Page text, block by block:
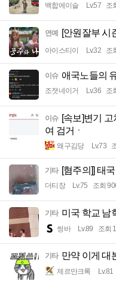
백합에이슬 Lv.57 조
연예 [안원잘부 시
아이스티이 Lv.32 조
이슈 애국노들의
조졋네이거 Lv.36 조
이슈 [속보]변기
여 검거ㆍ
왜구김당 Lv.73
기타 [혐주의]] 태
더티장 Lv.75 조회
기타 미국 학교 남
썽바 Lv.89 조회
기타 만약 이게 대
제르만크록 Lv.81